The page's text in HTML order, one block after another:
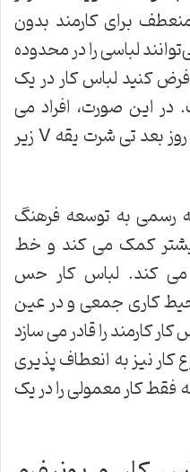
برای کارمند بدون
لباسی را در محدوده
کنید لباس کار در یک
این صورت، افراد می
توانند یک روز پیراهن رسمی و روز بعد تی شرت یقه V زیر
رسمی به توسعه فرهنگ
کمک می کند و خط
می کند. لباس کار حس
کاری جمعی و در عین
کارمند را قادر می سازد
نیز به انعطاف پذیری
فقط کار معمولی را در یک